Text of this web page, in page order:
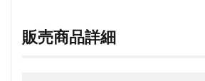
販売商品詳細